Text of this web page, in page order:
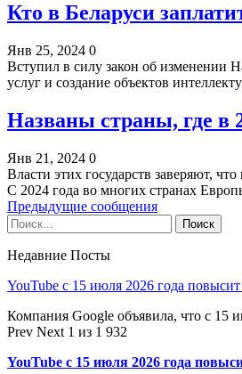
Кто в Беларуси
Янв 25, 2024 0
Вступил в силу закон об изменении
услуг и создание объектов
Названы страны, где в
Янв 21, 2024 0
Власти этих государств заверяют,
С 2024 года во многих странах
Предыдущие сообщения
Недавние Посты
YouTube с 15 июля 2026 года
Компания Google объявила, что с 15
Prev Next 1 из 1 932
YouTube с 15 июля 2026 года